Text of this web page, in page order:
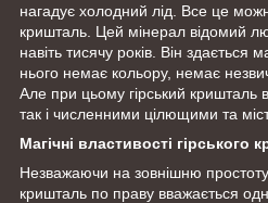
нагадує холодний лід. Все це
кришталь. Цей мінерал відомий
навіть тисячу років. Він
нього немає кольору, немає
Але при цьому гірський кришталь
так і численними цілющими та
Магічні властивості гірського
Незважаючи на зовнішню простоту
кришталь по праву вважається